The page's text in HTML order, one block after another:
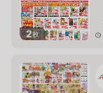
2枚